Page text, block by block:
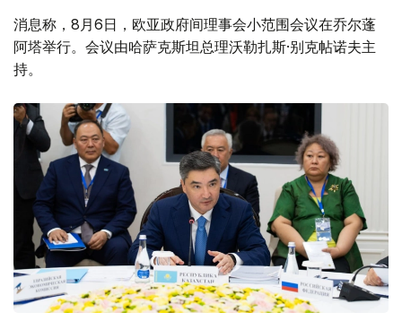
消息称，8月6日，欧亚政府间理事会小范围会议在乔尔蓬
阿塔举行。会议由哈萨克斯坦总理沃勒扎斯·别克帖诺夫主
持。